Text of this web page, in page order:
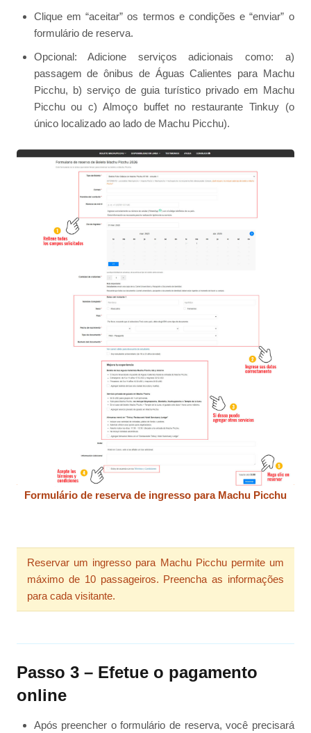
Clique em “aceitar” os termos e condições e “enviar” o
formulário de reserva.
Opcional: Adicione serviços adicionais como: a)
passagem de ônibus de Águas Calientes para Machu
Picchu, b) serviço de guia turístico privado em Machu
Picchu ou c) Almoço buffet no restaurante Tinkuy (o
único localizado ao lado de Machu Picchu).
Formulário de reserva de ingresso para Machu Picchu
Reservar um ingresso para Machu Picchu permite um
máximo de 10 passageiros. Preencha as informações
para cada visitante.
Passo 3 – Efetue o pagamento
online
Após preencher o formulário de reserva, você precisará